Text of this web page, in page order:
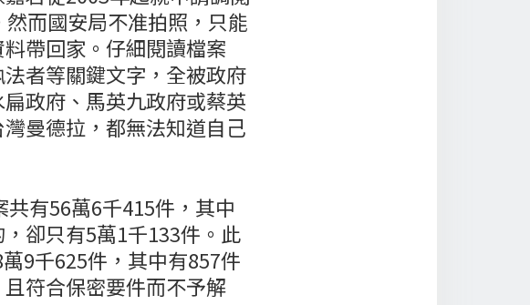
而國安局不准拍照，只能
帶回家。仔細閱讀檔案
者等關鍵文字，全被政府
政府、馬英九政府或蔡英
曼德拉，都無法知道自己
有56萬6千415件，其中
卻只有5萬1千133件。此
9千625件，其中有857件
符合保密要件而不予解